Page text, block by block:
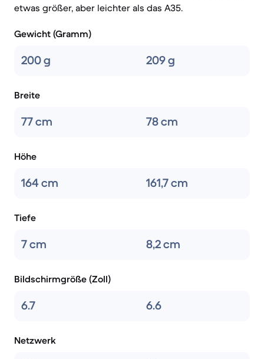
etwas größer, aber leichter als das A35.
Gewicht (Gramm)
200 g 209 g
Breite
77 cm 78 cm
Höhe
164 cm 161,7 cm
Tiefe
7 cm 8,2 cm
Bildschirmgröße (Zoll)
6.7 6.6
Netzwerk